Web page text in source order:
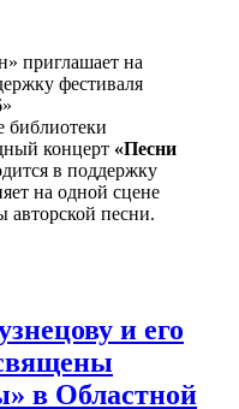
библиотеки
концерт «Песни
в поддержку
на одной сцене
авторской песни.
и его
в Областной